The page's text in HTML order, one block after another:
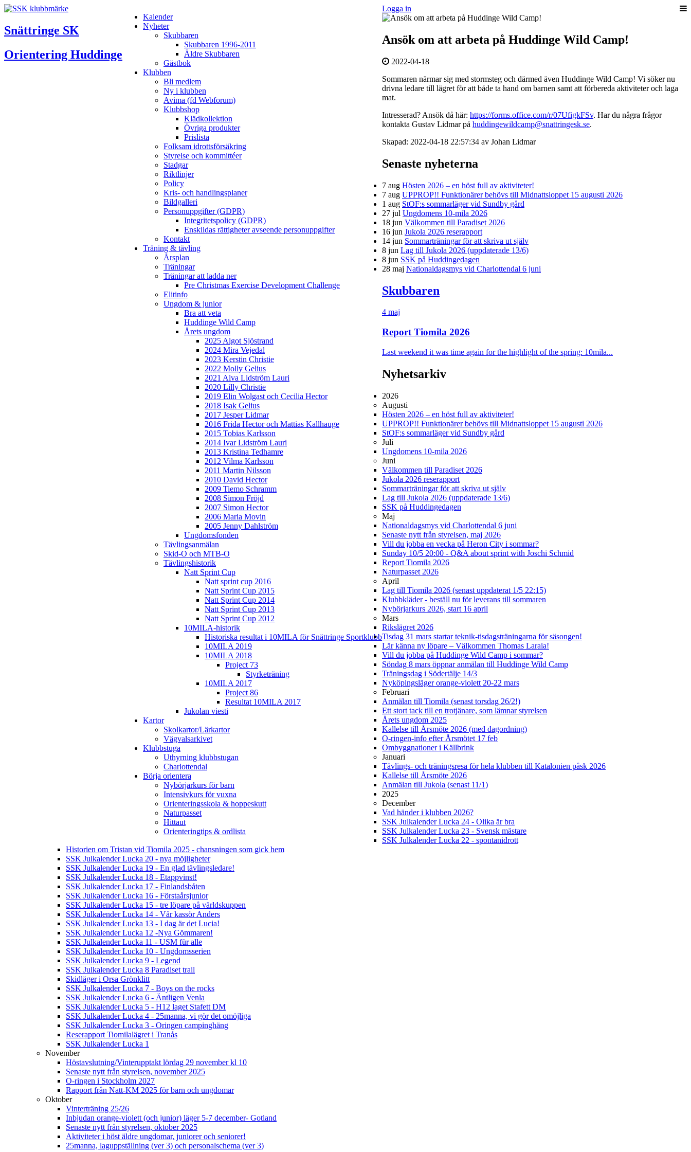
Logga in
Snättringe SK
Orientering Huddinge
Kalender
Nyheter
Skubbaren
Skubbaren 1996-2011
Äldre Skubbaren
Gästbok
Klubben
Bli medlem
Ny i klubben
Avima (fd Webforum)
Klubbshop
Klädkollektion
Övriga produkter
Prislista
Folksam idrottsförsäkring
Styrelse och kommittéer
Stadgar
Riktlinjer
Policy
Kris- och handlingsplaner
Bildgalleri
Personuppgifter (GDPR)
Integritetspolicy (GDPR)
Enskildas rättigheter avseende personuppgifter
Kontakt
Träning & tävling
Årsplan
Träningar
Träningar att ladda ner
Pre Christmas Exercise Development Challenge
Elitinfo
Ungdom & junior
Bra att veta
Huddinge Wild Camp
Årets ungdom
2025 Algot Sjöstrand
2024 Mira Vejedal
2023 Kerstin Christie
2022 Molly Gelius
2021 Alva Lidström Lauri
2020 Lilly Christie
2019 Elin Wolgast och Cecilia Hector
2018 Isak Gelius
2017 Jesper Lidmar
2016 Frida Hector och Mattias Kallhauge
2015 Tobias Karlsson
2014 Ivar Lidström Lauri
2013 Kristina Tedhamre
2012 Vilma Karlsson
2011 Martin Nilsson
2010 David Hector
2009 Tiemo Schramm
2008 Simon Fröjd
2007 Simon Hector
2006 Maria Movin
2005 Jenny Dahlström
Ungdomsfonden
Tävlingsanmälan
Skid-O och MTB-O
Tävlingshistorik
Natt Sprint Cup
Natt sprint cup 2016
Natt Sprint Cup 2015
Natt Sprint Cup 2014
Natt Sprint Cup 2013
Natt Sprint Cup 2012
10MILA-historik
Historiska resultat i 10MILA för Snättringe Sportklubb
10MILA 2019
10MILA 2018
Project 73
Styrketräning
10MILA 2017
Project 86
Resultat 10MILA 2017
Jukolan viesti
Kartor
Skolkartor/Lärkartor
Vägvalsarkivet
Klubbstuga
Uthyrning klubbstugan
Charlottendal
Börja orientera
Nybörjarkurs för barn
Intensivkurs för vuxna
Orienteringsskola & hoppeskutt
Naturpasset
Hittaut
Orienteringtips & ordlista
Ansök om att arbeta på Huddinge Wild Camp!
2022-04-18
Sommaren närmar sig med stormsteg och därmed även Huddinge Wild Camp! Vi söker nu
drivna ledare till lägret för att både ta hand om barnen samt att förbereda aktiviteter och laga
mat.
Intresserad? Ansök då här: https://forms.office.com/r/07UfigkFSv. Har du några frågor
kontakta Gustav Lidmar på huddingewildcamp@snattringesk.se.
Skapad: 2022-04-18 22:57:34 av Johan Lidmar
Senaste nyheterna
7 aug Hösten 2026 – en höst full av aktiviteter!
7 aug UPPROP!! Funktionärer behövs till Midnattsloppet 15 augusti 2026
1 aug StOF:s sommarläger vid Sundby gård
27 jul Ungdomens 10-mila 2026
18 jun Välkommen till Paradiset 2026
16 jun Jukola 2026 reserapport
14 jun Sommarträningar för att skriva ut själv
8 jun Lag till Jukola 2026 (uppdaterade 13/6)
8 jun SSK på Huddingedagen
28 maj Nationaldagsmys vid Charlottendal 6 juni
Skubbaren
4 maj
Report Tiomila 2026
Last weekend it was time again for the highlight of the spring: 10mila...
Nyhetsarkiv
2026
Augusti
Hösten 2026 – en höst full av aktiviteter!
UPPROP!! Funktionärer behövs till Midnattsloppet 15 augusti 2026
StOF:s sommarläger vid Sundby gård
Juli
Ungdomens 10-mila 2026
Juni
Välkommen till Paradiset 2026
Jukola 2026 reserapport
Sommarträningar för att skriva ut själv
Lag till Jukola 2026 (uppdaterade 13/6)
SSK på Huddingedagen
Maj
Nationaldagsmys vid Charlottendal 6 juni
Senaste nytt från styrelsen, maj 2026
Vill du jobba en vecka på Heron City i sommar?
Sunday 10/5 20:00 - Q&A about sprint with Joschi Schmid
Report Tiomila 2026
Naturpasset 2026
April
Lag till Tiomila 2026 (senast uppdaterat 1/5 22:15)
Klubbkläder - beställ nu för leverans till sommaren
Nybörjarkurs 2026, start 16 april
Mars
Rikslägret 2026
Tisdag 31 mars startar teknik-tisdagsträningarna för säsongen!
Lär känna ny löpare – Välkommen Thomas Laraia!
Vill du jobba på Huddinge Wild Camp i sommar?
Söndag 8 mars öppnar anmälan till Huddinge Wild Camp
Träningsdag i Södertälje 14/3
Nyköpingsläger orange-violett 20-22 mars
Februari
Anmälan till Tiomila (senast torsdag 26/2!)
Ett stort tack till en trotjänare, som lämnar styrelsen
Årets ungdom 2025
Kallelse till Årsmöte 2026 (med dagordning)
O-ringen-info efter Årsmötet 17 feb
Ombyggnationer i Källbrink
Januari
Tävlings- och träningsresa för hela klubben till Katalonien påsk 2026
Kallelse till Årsmöte 2026
Anmälan till Jukola (senast 11/1)
2025
December
Vad händer i klubben 2026?
SSK Julkalender Lucka 24 - Olika är bra
SSK Julkalender Lucka 23 - Svensk mästare
SSK Julkalender Lucka 22 - spontanidrott
Historien om Tristan vid Tiomila 2025 - chansningen som gick hem
SSK Julkalender Lucka 20 - nya möjligheter
SSK Julkalender Lucka 19 - En glad tävlingsledare!
SSK Julkalender Lucka 18 - Etappvinst!
SSK Julkalender Lucka 17 - Finlandsbåten
SSK Julkalender Lucka 16 - Förstaårsjunior
SSK Julkalender Lucka 15 - tre löpare på världskuppen
SSK Julkalender Lucka 14 - Vår kassör Anders
SSK Julkalender Lucka 13 - I dag är det Lucia!
SSK Julkalender Lucka 12 -Nya Gömmaren!
SSK Julkalender Lucka 11 - USM für alle
SSK Julkalender Lucka 10 - Ungdomsserien
SSK Julkalender Lucka 9 - Legend
SSK Julkalender Lucka 8 Paradiset trail
Skidläger i Orsa Grönklitt
SSK Julkalender Lucka 7 - Boys on the rocks
SSK Julkalender Lucka 6 - Äntligen Venla
SSK Julkalender Lucka 5 - H12 laget Stafett DM
SSK Julkalender Lucka 4 - 25manna, vi gör det omöjliga
SSK Julkalender Lucka 3 - Oringen campinghäng
Reserapport Tiomilalägret i Tranås
SSK Julkalender Lucka 1
November
Höstavslutning/Vinterupptakt lördag 29 november kl 10
Senaste nytt från styrelsen, november 2025
O-ringen i Stockholm 2027
Rapport från Natt-KM 2025 för barn och ungdomar
Oktober
Vinterträning 25/26
Inbjudan orange-violett (och junior) läger 5-7 december- Gotland
Senaste nytt från styrelsen, oktober 2025
Aktiviteter i höst äldre ungdomar, juniorer och seniorer!
25manna, laguppställning (ver 3) och personalschema (ver 3)